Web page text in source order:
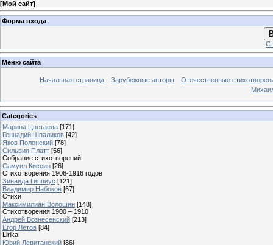
[Мой сайт]
Форма входа
Меню сайта
Начальная страница Зарубежные авторы
Отечественные
Categories
Марина Цветаева [171]
Геннадий Шпаликов [42]
Яков Полонский [78]
Сильвия Платт [56]
Собрание стихотворений
Самуил Киссин [26]
Стихотворения 1906-1916 годов
Зинаида Гиппиус [121]
Владимир Набоков [67]
Стихи
Максимилиан Волошин [148]
Стихотворения 1900 – 1910
Андрей Вознесенский [213]
Егор Летов [84]
Lirika
Юрий Левитанский [86]